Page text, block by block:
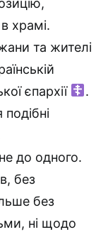
храмі.
та жителі
єпархії
.
до одного.
без
без
ні щодо